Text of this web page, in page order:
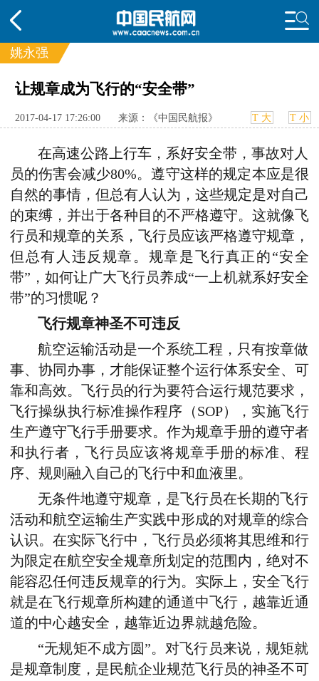
频道
头条 要闻 国内 国际
行业
动态
直播 航图 智库
专题
频
投诉
姚永强
让规章成为飞行的“安全带”
2017-04-17 17:26:00 来源：《中国民航报》 T 大 T 小
在高速公路上行车，系好安全带，事故对人
员的伤害会减少80%。遵守这样的规定本应是很
自然的事情，但总有人认为，这些规定是对自己
的束缚，并出于各种目的不严格遵守。这就像飞
行员和规章的关系，飞行员应该严格遵守规章，
但总有人违反规章。规章是飞行真正的“安全
带”，如何让广大飞行员养成“一上机就系好安全
带”的习惯呢？
飞行规章神圣不可违反
航空运输活动是一个系统工程，只有按章做
事、协同办事，才能保证整个运行体系安全、可
靠和高效。飞行员的行为要符合运行规范要求，
飞行操纵执行标准操作程序（SOP），实施飞行
生产遵守飞行手册要求。作为规章手册的遵守者
和执行者，飞行员应该将规章手册的标准、程
序、规则融入自己的飞行中和血液里。
无条件地遵守规章，是飞行员在长期的飞行
活动和航空运输生产实践中形成的对规章的综合
认识。在实际飞行中，飞行员必须将其思维和行
为限定在航空安全规章所划定的范围内，绝对不
能容忍任何违反规章的行为。实际上，安全飞行
就是在飞行规章所构建的通道中飞行，越靠近通
道的中心越安全，越靠近边界就越危险。
“无规矩不成方圆”。对飞行员来说，规矩就
是规章制度，是民航企业规范飞行员的神圣不可